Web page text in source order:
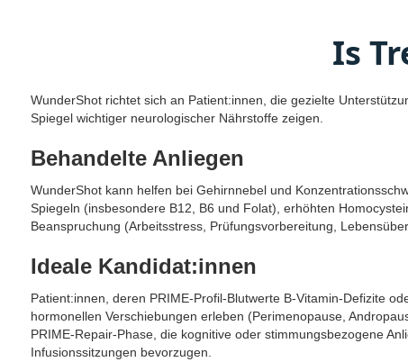
Is
WunderShot richtet sich an Patient:innen, die gezielte
Spiegel wichtiger neurologischer Nährstoffe zeigen.
Behandelte Anliegen
WunderShot kann helfen bei Gehirnnebel und
Spiegeln (insbesondere B12, B6 und Folat), erhöhten
Beanspruchung (Arbeitsstress, Prüfungsvorbereitung,
Ideale Kandidat:innen
Patient:innen, deren PRIME-Profil-Blutwerte B-Vitamin-Defizite
hormonellen Verschiebungen erleben (Perimenopause,
PRIME-Repair-Phase, die kognitive oder stimmungsbezogene
Infusionssitzungen bevorzugen.